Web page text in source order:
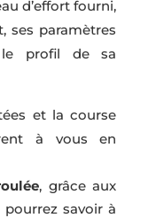
d’effort fourni,
ses paramètres
le profil de sa
et la course
à vous en
, grâce aux
savoir à